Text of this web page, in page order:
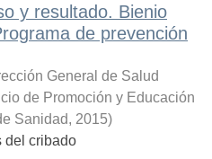
y resultado. Bienio
de prevención
General de Salud
de Promoción y Educación
Sanidad, 2015)
del cribado